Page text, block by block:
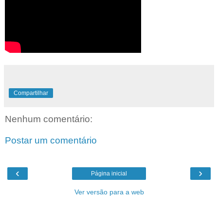
Compartilhar
Nenhum comentário:
Postar um comentário
‹ ›
Página inicial
Ver versão para a web